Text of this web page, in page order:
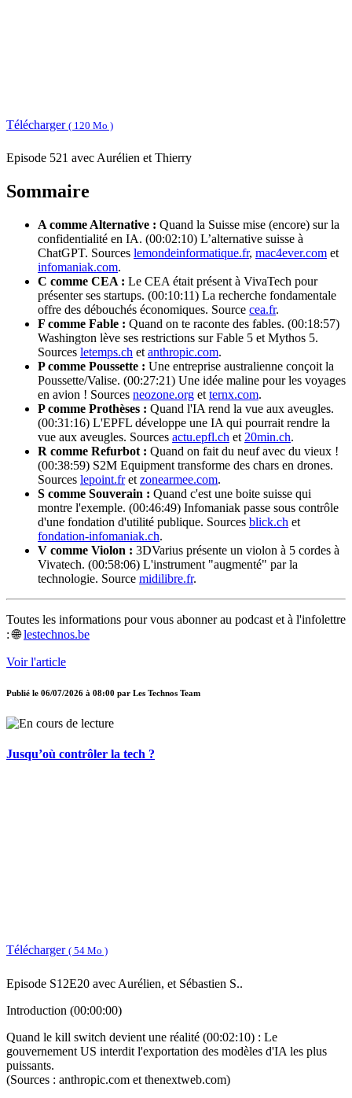
Télécharger ( 120 Mo )
Episode 521 avec Aurélien et Thierry
Sommaire
A comme Alternative : Quand la Suisse mise (encore) sur la
confidentialité en IA. (00:02:10) L’alternative suisse à
ChatGPT. Sources lemondeinformatique.fr, mac4ever.com et
infomaniak.com.
C comme CEA : Le CEA était présent à VivaTech pour
présenter ses startups. (00:10:11) La recherche fondamentale
offre des débouchés économiques. Source cea.fr.
F comme Fable : Quand on te raconte des fables. (00:18:57)
Washington lève ses restrictions sur Fable 5 et Mythos 5.
Sources letemps.ch et anthropic.com.
P comme Poussette : Une entreprise australienne conçoit la
Poussette/Valise. (00:27:21) Une idée maline pour les voyages
en avion ! Sources neozone.org et ternx.com.
P comme Prothèses : Quand l'IA rend la vue aux aveugles.
(00:31:16) L'EPFL développe une IA qui pourrait rendre la
vue aux aveugles. Sources actu.epfl.ch et 20min.ch.
R comme Refurbot : Quand on fait du neuf avec du vieux !
(00:38:59) S2M Equipment transforme des chars en drones.
Sources lepoint.fret zonearmee.com.
S comme Souverain : Quand c'est une boite suisse qui
montre l'exemple. (00:46:49) Infomaniak passe sous contrôle
d'une fondation d'utilité publique. Sources blick.ch et
fondation-infomaniak.ch.
V comme Violon : 3DVarius présente un violon à 5 cordes à
Vivatech. (00:58:06) L'instrument "augmenté" par la
technologie. Source midilibre.fr.
Toutes les informations pour vous abonner au podcast et à l'infolettre
: 🌐lestechnos.be
Voir l'article
Publié le 06/07/2026 à 08:00 par Les Technos Team
Jusqu’où contrôler la tech ?
Télécharger ( 54 Mo )
Episode S12E20 avec Aurélien, et Sébastien S..
Introduction (00:00:00)
Quand le kill switch devient une réalité (00:02:10) : Le
gouvernement US interdit l'exportation des modèles d'IA les plus
puissants.
(Sources : anthropic.com et thenextweb.com)